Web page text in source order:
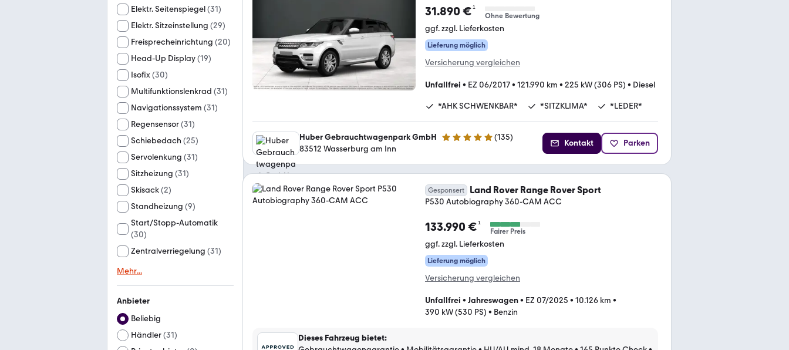
Elektr. Seitenspiegel(31)
Elektr. Sitzeinstellung (29)
Freisprecheinrichtung (20)
Head-Up Display(19)
Isofix(30)
Multifunktionslenkrad (31)
Navigationssystem (31)
Regensensor(31)
Schiebedach (25)
Servolenkung (31)
Sitzheizung (31)
Skisack(2)
Standheizung (9)
Start/Stopp-Automatik
(30)
Zentralverriegelung (31)
Mehr...
Anbieter
Beliebig
Händler(31)
31.890 €¹
Ohne Bewertung
ggf. zzgl. Lieferkosten
Lieferung möglich
Versicherung vergleichen
Unfallfrei • EZ 06/2017• 121.990 km • 225 kW (306 PS) • Diesel
*AHK SCHWENKBAR* *SITZKLIMA* *LEDER*
Huber Gebrauchtwagenpark GmbH 5 Sterne (135)
83512 Wasserburg am Inn
Kontakt Parken
Gesponsert Land Rover Range Rover Sport
P530 Autobiography 360-CAM ACC
133.990 €¹
Fairer Preis
ggf. zzgl. Lieferkosten
Lieferung möglich
Versicherung vergleichen
Unfallfrei • Jahreswagen• EZ 07/2025 • 10.126 km •
390 kW (530 PS) • Benzin
Dieses Fahrzeug bietet: